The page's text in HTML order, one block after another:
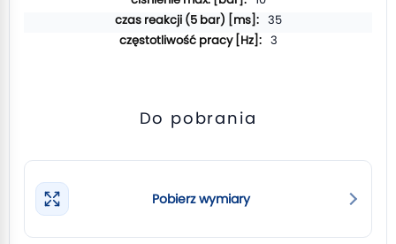
35
3
Do pobrania
Pobierz wymiary